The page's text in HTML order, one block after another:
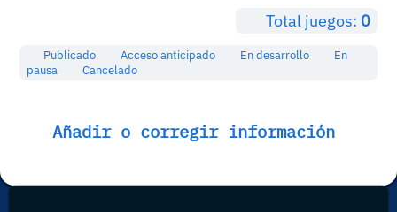
Total juegos: 0
Publicado Acceso anticipado En desarrollo
En
pausa
Cancelado
Añadir o corregir información